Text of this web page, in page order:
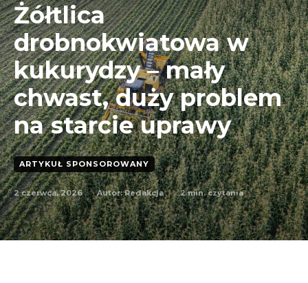
Żółtlica
drobnokwiatowa w
kukurydzy – mały
chwast, duży problem
na starcie uprawy
ARTYKUŁ SPONSOROWANY
2 czerwca, 2026 Autor: Redakcja 2min. czytania